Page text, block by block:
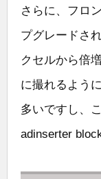
さらに、フロ
プグレードさ
クセルから倍
に撮れるよう
多いですし、
adinserter